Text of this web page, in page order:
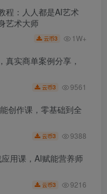
程：人人都是AI艺术
艺术大师
云币3 1W+
真实商单案例分享，
云币3 9561
创作课，零基础到全
云币3 9388
用课，AI赋能营养师
云币3 9216